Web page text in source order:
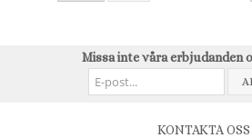
Missa inte våra erbjudanden
KONTAKTA OSS